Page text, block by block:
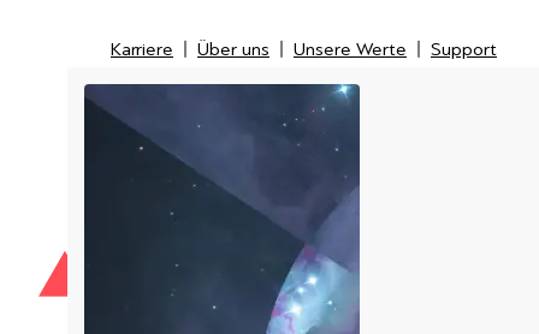
Karriere Über uns Unsere Werte Support
Karriere
Über uns
Unsere Werte